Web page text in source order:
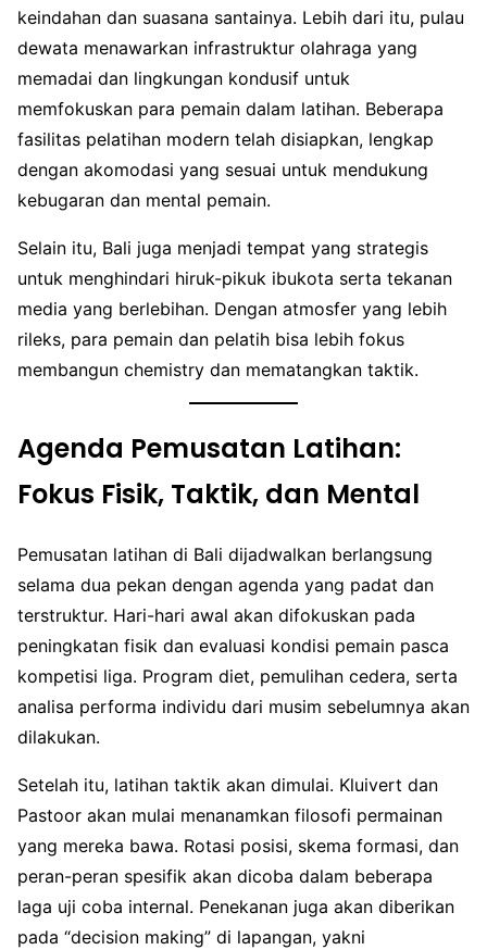
keindahan dan suasana santainya. Lebih dari itu, pulau
dewata menawarkan infrastruktur olahraga yang
memadai dan lingkungan kondusif untuk
memfokuskan para pemain dalam latihan. Beberapa
fasilitas pelatihan modern telah disiapkan, lengkap
dengan akomodasi yang sesuai untuk mendukung
kebugaran dan mental pemain.
Selain itu, Bali juga menjadi tempat yang strategis
untuk menghindari hiruk-pikuk ibukota serta tekanan
media yang berlebihan. Dengan atmosfer yang lebih
rileks, para pemain dan pelatih bisa lebih fokus
membangun chemistry dan mematangkan taktik.
Agenda Pemusatan Latihan:
Fokus Fisik, Taktik, dan Mental
Pemusatan latihan di Bali dijadwalkan berlangsung
selama dua pekan dengan agenda yang padat dan
terstruktur. Hari-hari awal akan difokuskan pada
peningkatan fisik dan evaluasi kondisi pemain pasca
kompetisi liga. Program diet, pemulihan cedera, serta
analisa performa individu dari musim sebelumnya akan
dilakukan.
Setelah itu, latihan taktik akan dimulai. Kluivert dan
Pastoor akan mulai menanamkan filosofi permainan
yang mereka bawa. Rotasi posisi, skema formasi, dan
peran-peran spesifik akan dicoba dalam beberapa
laga uji coba internal. Penekanan juga akan diberikan
pada “decision making” di lapangan, yakni